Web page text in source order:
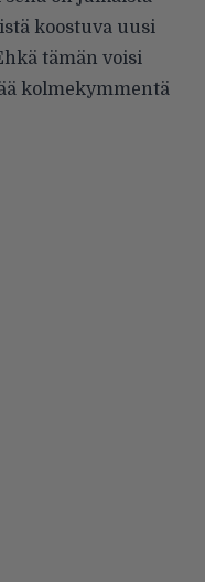
koostuva uusi
tämän voisi
kolmekymmentä